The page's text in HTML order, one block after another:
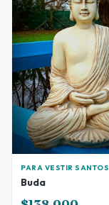
PARA VESTIR SANTOS
Buda